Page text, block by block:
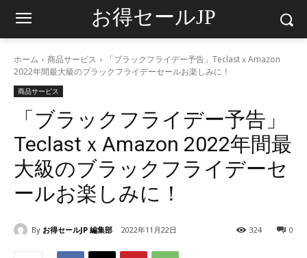
お得セールJP
ホーム 商品サービス
「ブラックフライデー予告」TeclastｘAmazon
2022年間最大級のブラックフライデーセールお楽しみに！
商品サービス
「ブラックフライデー予告」
TeclastｘAmazon 2022年間最
大級のブラックフライデーセ
ールお楽しみに！
By お得セールJP 編集部 2022年11月22日 0
324